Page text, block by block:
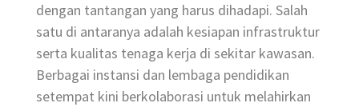
dengan tantangan yang harus dihadapi. Salah
satu di antaranya adalah kesiapan infrastruktur
serta kualitas tenaga kerja di sekitar kawasan.
Berbagai instansi dan lembaga pendidikan
setempat kini berkolaborasi untuk melahirkan